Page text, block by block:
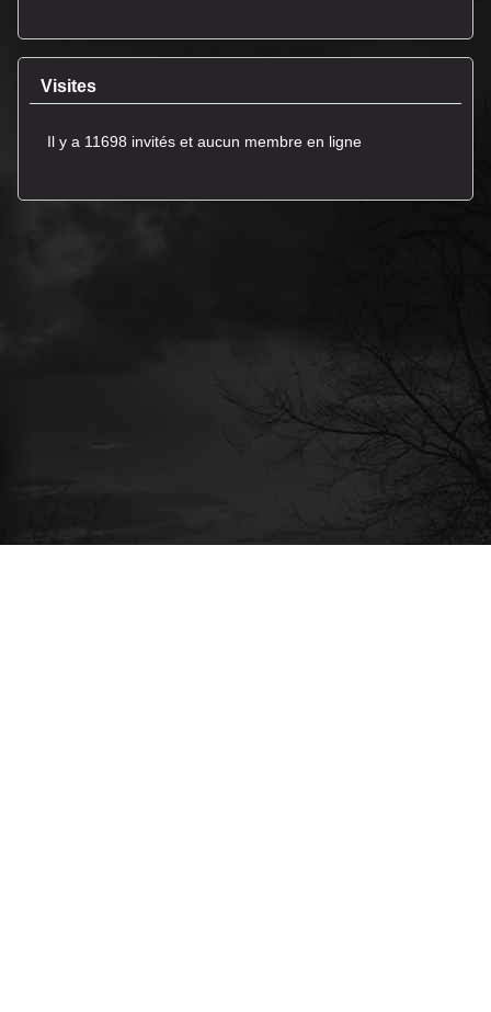
Visites
Il y a 11698 invités et aucun membre en ligne